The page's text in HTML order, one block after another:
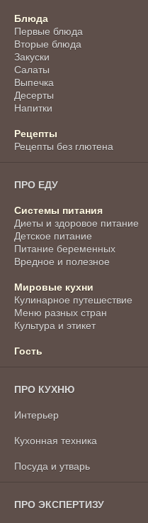
Блюда
Первые блюда
Вторые блюда
Закуски
Салаты
Выпечка
Десерты
Напитки
Рецепты
Рецепты без глютена
ПРО ЕДУ
Системы питания
Диеты и здоровое питание
Детское питание
Питание беременных
Вредное и полезное
Мировые кухни
Кулинарное путешествие
Меню разных стран
Культура и этикет
Гость
ПРО КУХНЮ
Интерьер
Кухонная техника
Посуда и утварь
ПРО ЭКСПЕРТИЗУ